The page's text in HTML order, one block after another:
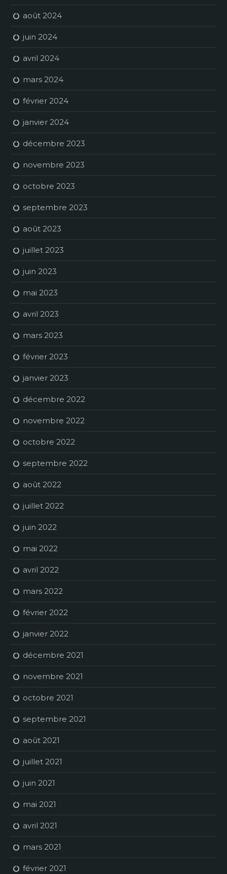
août 2024
juin 2024
avril 2024
mars 2024
février 2024
janvier 2024
décembre 2023
novembre 2023
octobre 2023
septembre 2023
août 2023
juillet 2023
juin 2023
mai 2023
avril 2023
mars 2023
février 2023
janvier 2023
décembre 2022
novembre 2022
octobre 2022
septembre 2022
août 2022
juillet 2022
juin 2022
mai 2022
avril 2022
mars 2022
février 2022
janvier 2022
décembre 2021
novembre 2021
octobre 2021
septembre 2021
août 2021
juillet 2021
juin 2021
mai 2021
avril 2021
mars 2021
février 2021